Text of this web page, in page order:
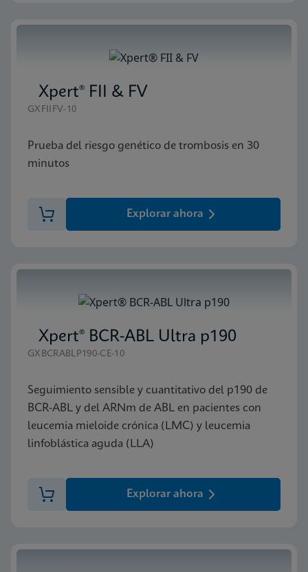
Xpert® FII & FV
GXFIIFV-10
Prueba del riesgo genético de trombosis en 30
minutos
Explorar ahora
Xpert® BCR-ABL Ultra p190
GXBCRABLP190-CE-10
Seguimiento sensible y cuantitativo del p190 de
BCR-ABL y del ARNm de ABL en pacientes con
leucemia mieloide crónica (LMC) y leucemia
linfoblástica aguda (LLA)
Explorar ahora